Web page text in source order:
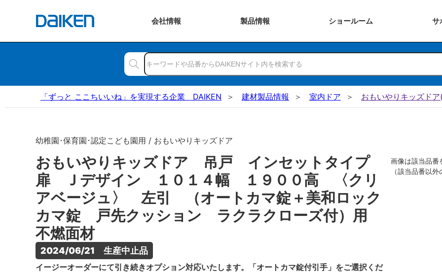
会社情報 製品情報 ショールーム サ
「ずっと ここちいいね」を実現する企業 DAIKEN 建材製品情報 室内ドア おもいやりキッズド
幼稚園･保育園･認定こども園用 / おもいやりキッズドア
おもいやりキッズドア 吊戸 インセットタイプ
扉 Ｊデザイン １０１４幅 １９００高 〈クリ
アベージュ〉 左引 （オートカマ錠＋美和ロック
カマ錠 戸先クッション ラクラクローズ付）用
不燃面材
2024/06/21　生産中止品
イージーオーダーにて引き続きオプション対応いたします。「オートカマ錠付引手」をご選択くだ
画像は該当品番
（該当品番以